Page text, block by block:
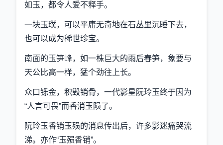
如玉，都令人爱不释手。
一块玉璞，可以平庸无奇地在石丛里沉睡下去，
也可以成为稀世珍宝。
南面的玉笋峰，如一株巨大的雨后春笋，象要与
天公比高一样，猛个劲往上长。
众口铄金，积毁销骨，一代影星阮玲玉终于因为
“人言可畏”而香消玉陨了。
阮玲玉香销玉殒的消息传出后，许多影迷痛哭流
涕。亦作“玉殒香销”。